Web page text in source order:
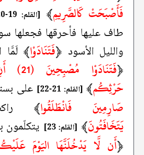
فَأَصْبَحَتْ كَالصَّرِيمِ﴾ [القلم: 19-20]
طاف عليها فأحرقها فجعلها
والليل الأسود ﴿فَتَنَادَوْا﴾لَمَّا
﴿
حَرْثِكُم﴾ [القلم: 21-22] على
صَارِمِينَ فَانْطَلَقُوا﴾
يَتَخَافَتُونَ﴾ [القلم: 23]
﴿أَن لَّا يَدْخُلَنَّهَا اليَوْمَ